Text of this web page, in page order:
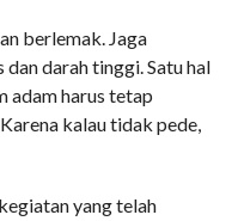
berlemak. Jaga
darah tinggi. Satu hal
adam harus tetap
kalau tidak pede,
yang telah